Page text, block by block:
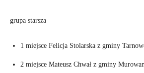
grupa starsza
1 miejsce Felicja Stolarska z gminy
2 miejsce Mateusz Chwał z gminy